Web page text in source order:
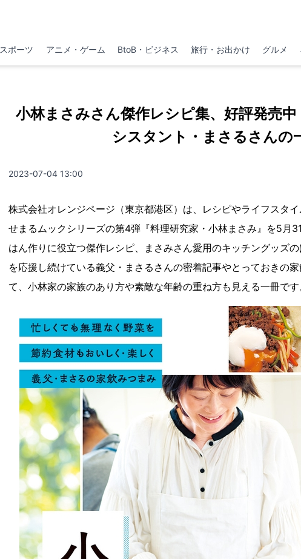
スポーツ アニメ・ゲーム BtoB・ビジネス 旅行・お出かけ グルメ
小林まさみさん傑作レシピ集、好評発売
シスタント・まさるさんの
2023-07-04 13:00
株式会社オレンジページ（東京都港区）は、レシピやライフスタ
せまるムックシリーズの第4弾『料理研究家・小林まさみ』を5月
はん作りに役立つ傑作レシピ、まさみさん愛用のキッチングッズ
を応援し続けている義父・まさるさんの密着記事やとっておきの
て、小林家の家族のあり方や素敵な年齢の重ね方も見える一冊です